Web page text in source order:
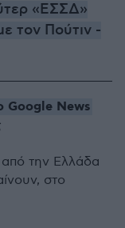
«ΕΣΣΔ»
τον Πούτιν -
Google News
από την Ελλάδα
στο